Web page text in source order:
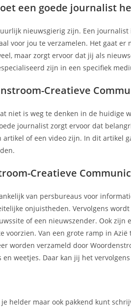
een goede journalist
nieuwsgierig zijn. Een
voor jou te verzamelen. Het gaat
maar zorgt ervoor dat jij als
zijn in een specifiek
Creatieve
niet is weg te denken in de
journalist zorgt ervoor dat
of een video zijn. In dit artikel
Creatieve
van persbureaus voor
onjuistheden. Vervolgens
of een nieuwszender. Ook
voorzien. Van een grote ramp in
worden verzameld door
weetjes. Daar kan jij het
helder maar ook pakkend kunt